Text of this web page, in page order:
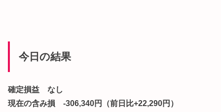
今日の結果
確定損益 なし
現在の含み損 -306,340円（前日比+22,290円）